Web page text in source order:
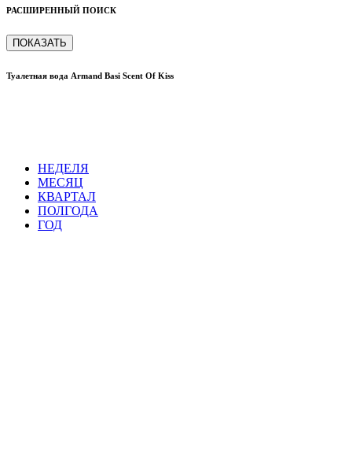
РАСШИРЕННЫЙ ПОИСК
ПОКАЗАТЬ
Туалетная вода Armand Basi Scent Of Kiss
НЕДЕЛЯ
МЕСЯЦ
КВАРТАЛ
ПОЛГОДА
ГОД